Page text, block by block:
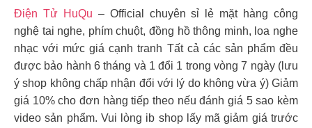
Điện Tử HuQu – Official chuyên sỉ lẻ mặt hàng công
nghệ tai nghe, phím chuột, đồng hồ thông minh, loa nghe
nhạc với mức giá cạnh tranh Tất cả các sản phẩm đều
được bảo hành 6 tháng và 1 đổi 1 trong vòng 7 ngày (lưu
ý shop không chấp nhận đổi với lý do không vừa ý) Giảm
giá 10% cho đơn hàng tiếp theo nếu đánh giá 5 sao kèm
video sản phẩm. Vui lòng ib shop lấy mã giảm giá trước